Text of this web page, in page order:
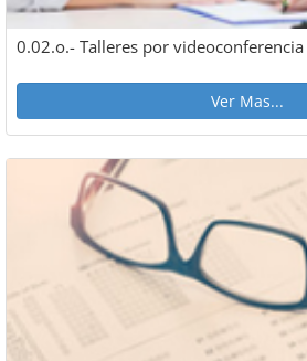
0.02.o.- Talleres por videoconferencia
Ver Mas...